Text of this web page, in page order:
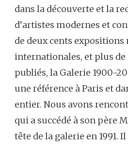
dans la découverte et la
d’artistes modernes et
de deux cents expositions
internationales, et plus de
publiés, la Galerie 1900-
une référence à Paris et
entier. Nous avons
qui a succédé à son père
tête de la galerie en 1991.